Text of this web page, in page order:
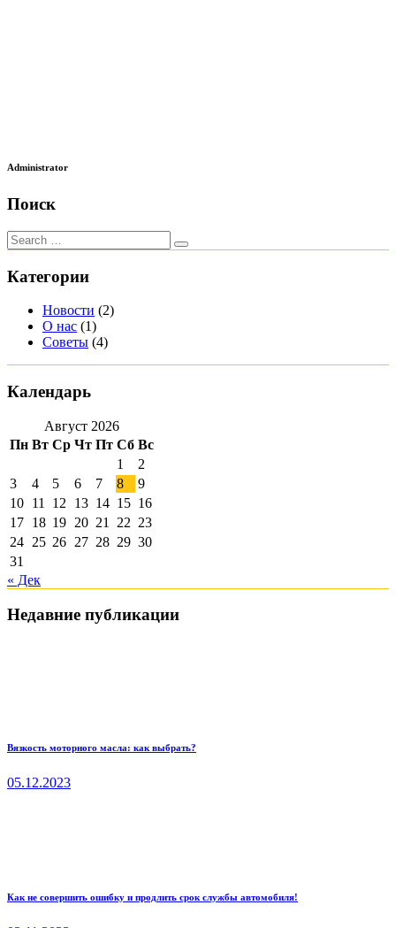
Administrator
Поиск
Категории
Новости (2)
О нас (1)
Советы (4)
Календарь
Август 2026
Пн Вт Ср Чт Пт Сб Вс
1
2
3
4 5 6 7 8
9
10 11 12 13 14 15 16
17 18 19 20 21 22 23
24 25 26 27 28 29 30
31
« Дек
Недавние публикации
Вязкость моторного масла: как выбрать?
05.12.2023
Как не совершить ошибку и продлить срок службы автомобиля!